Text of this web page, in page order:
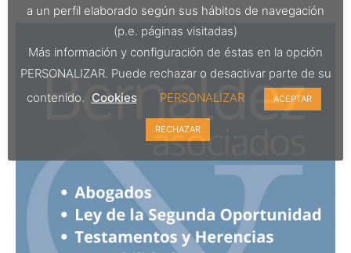
a un perfil elaborado según sus hábitos de navegación
(p.e. páginas visitadas)
Más información y configuración de éstas en la opción
PERSONALIZAR. Puede rechazar o desactivar parte de su
contenido. Cookies PERSONALIZAR ACEPTAR
RECHAZAR